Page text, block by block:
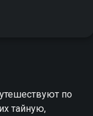
по
тайную,